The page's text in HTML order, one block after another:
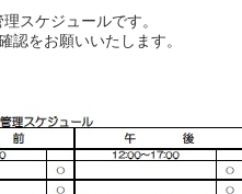
スケジュールです。
認をお願いいたします。